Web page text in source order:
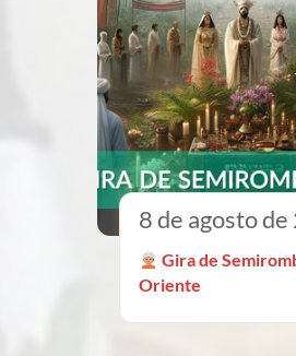
8 de agosto
Gira de
Oriente